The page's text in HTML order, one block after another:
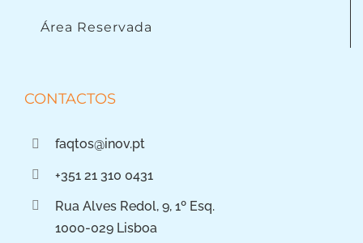
Área Reservada
CONTACTOS
faqtos@inov.pt
+351 21 310 0431
Rua Alves Redol, 9, 1º Esq.
1000-029 Lisboa